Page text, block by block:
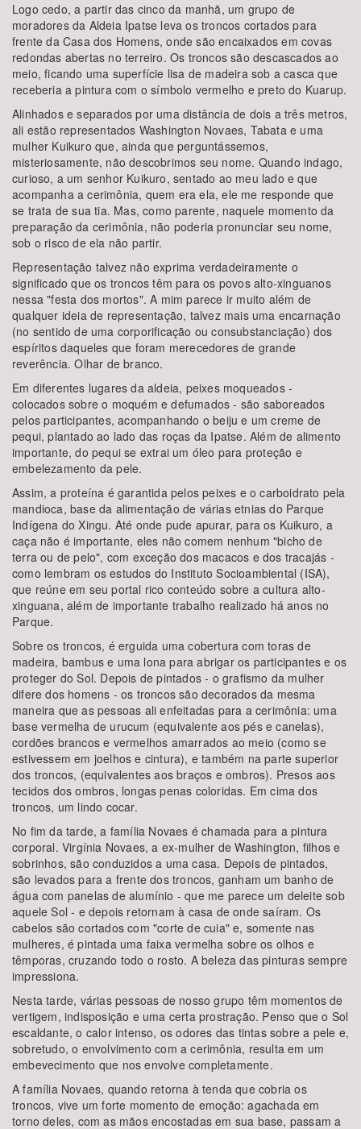
Logo cedo, a partir das cinco da manhã, um grupo de
moradores da Aldeia Ipatse leva os troncos cortados para
frente da Casa dos Homens, onde são encaixados em covas
redondas abertas no terreiro. Os troncos são descascados ao
meio, ficando uma superfície lisa de madeira sob a casca que
receberia a pintura com o símbolo vermelho e preto do Kuarup.
Alinhados e separados por uma distância de dois a três metros,
ali estão representados Washington Novaes, Tabata e uma
mulher Kuikuro que, ainda que perguntássemos,
misteriosamente, não descobrimos seu nome. Quando indago,
curioso, a um senhor Kuikuro, sentado ao meu lado e que
acompanha a cerimônia, quem era ela, ele me responde que
se trata de sua tia. Mas, como parente, naquele momento da
preparação da cerimônia, não poderia pronunciar seu nome,
sob o risco de ela não partir.
Representação talvez não exprima verdadeiramente o
significado que os troncos têm para os povos alto-xinguanos
nessa "festa dos mortos". A mim parece ir muito além de
qualquer ideia de representação, talvez mais uma encarnação
(no sentido de uma corporificação ou consubstanciação) dos
espíritos daqueles que foram merecedores de grande
reverência. Olhar de branco.
Em diferentes lugares da aldeia, peixes moqueados -
colocados sobre o moquém e defumados - são saboreados
pelos participantes, acompanhando o beiju e um creme de
pequi, plantado ao lado das roças da Ipatse. Além de alimento
importante, do pequi se extrai um óleo para proteção e
embelezamento da pele.
Assim, a proteína é garantida pelos peixes e o carboidrato pela
mandioca, base da alimentação de várias etnias do Parque
Indígena do Xingu. Até onde pude apurar, para os Kuikuro, a
caça não é importante, eles não comem nenhum "bicho de
terra ou de pelo", com exceção dos macacos e dos tracajás -
como lembram os estudos do Instituto Socioambiental (ISA),
que reúne em seu portal rico conteúdo sobre a cultura alto-
xinguana, além de importante trabalho realizado há anos no
Parque.
Sobre os troncos, é erguida uma cobertura com toras de
madeira, bambus e uma lona para abrigar os participantes e os
proteger do Sol. Depois de pintados - o grafismo da mulher
difere dos homens - os troncos são decorados da mesma
maneira que as pessoas ali enfeitadas para a cerimônia: uma
base vermelha de urucum (equivalente aos pés e canelas),
cordões brancos e vermelhos amarrados ao meio (como se
estivessem em joelhos e cintura), e também na parte superior
dos troncos, (equivalentes aos braços e ombros). Presos aos
tecidos dos ombros, longas penas coloridas. Em cima dos
troncos, um lindo cocar.
No fim da tarde, a família Novaes é chamada para a pintura
corporal. Virgínia Novaes, a ex-mulher de Washington, filhos e
sobrinhos, são conduzidos a uma casa. Depois de pintados,
são levados para a frente dos troncos, ganham um banho de
água com panelas de alumínio - que me parece um deleite sob
aquele Sol - e depois retornam à casa de onde saíram. Os
cabelos são cortados com "corte de cuia" e, somente nas
mulheres, é pintada uma faixa vermelha sobre os olhos e
têmporas, cruzando todo o rosto. A beleza das pinturas sempre
impressiona.
Nesta tarde, várias pessoas de nosso grupo têm momentos de
vertigem, indisposição e uma certa prostração. Penso que o Sol
escaldante, o calor intenso, os odores das tintas sobre a pele e,
sobretudo, o envolvimento com a cerimônia, resulta em um
embevecimento que nos envolve completamente.
A família Novaes, quando retorna à tenda que cobria os
troncos, vive um forte momento de emoção: agachada em
torno deles, com as mãos encostadas em sua base, passam a